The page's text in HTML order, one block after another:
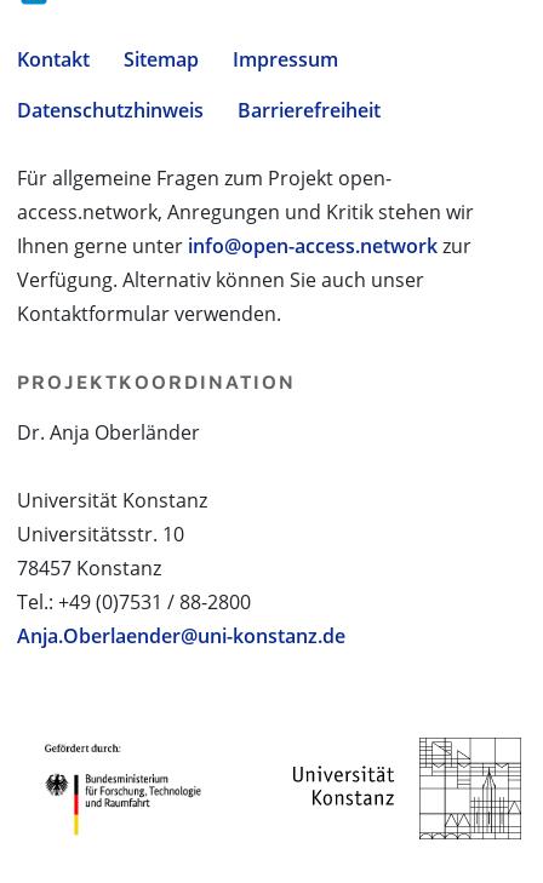
Kontakt Sitemap
Impressum
Datenschutzhinweis
Barrierefreiheit
Für allgemeine Fragen zum Projekt open-
access.network, Anregungen und Kritik stehen wir
Ihnen gerne unter info@open-access.networkzur
Verfügung. Alternativ können Sie auch unser
Kontaktformular verwenden.
PROJEKTKOORDINATION
Dr. Anja Oberländer
Universität Konstanz
Universitätsstr. 10
78457 Konstanz
Tel.: +49 (0)7531 / 88-2800
Anja.Oberlaender@uni-konstanz.de